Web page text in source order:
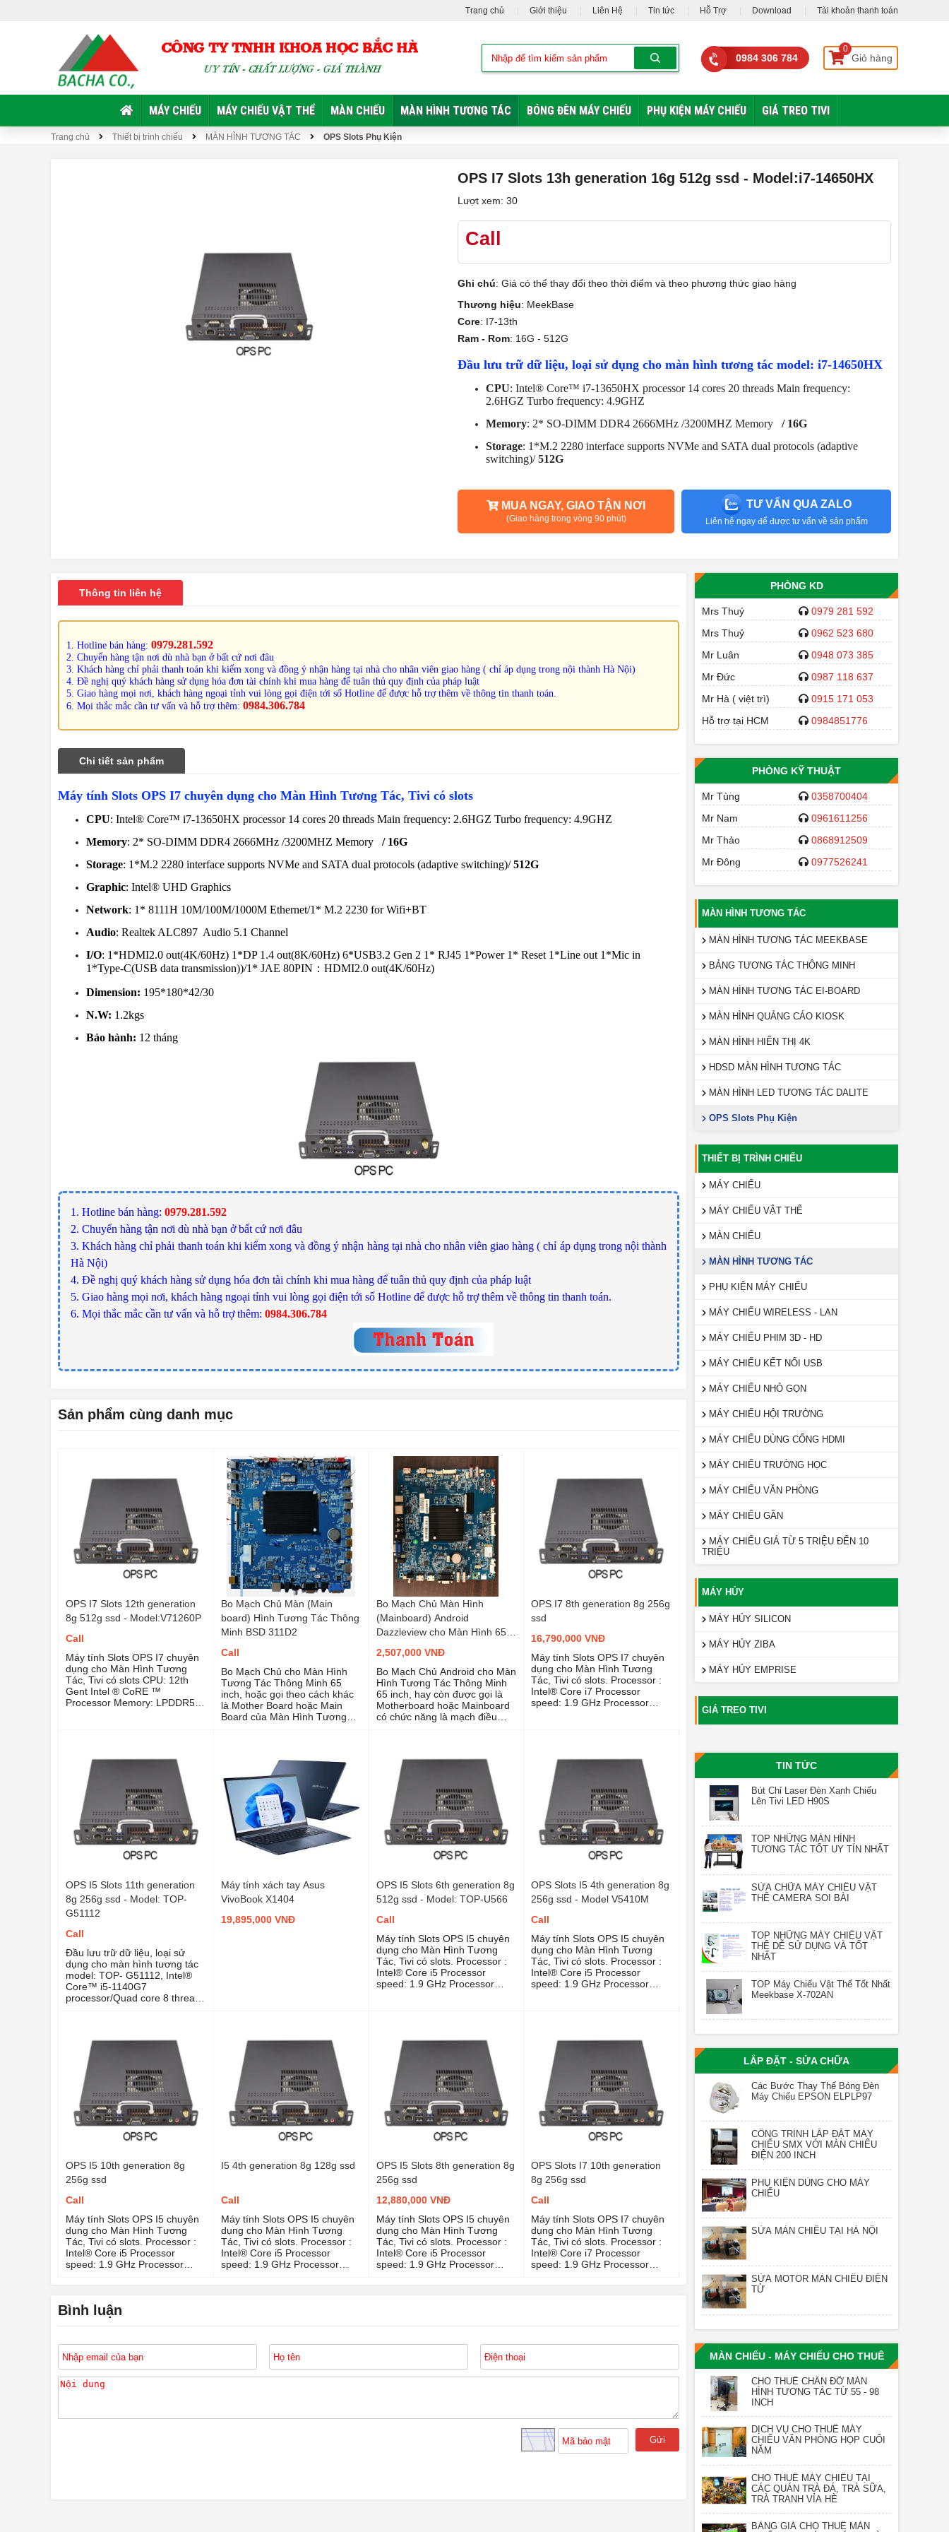
Trang chủ Giới thiệu Liên Hệ Tin tức Hỗ Trợ Download Tài khoản thanh toán
0984 306 784
0
Giỏ hàng
MÁY CHIẾU MÁY CHIẾU VẬT THỂ MÀN CHIẾU MÀN HÌNH TƯƠNG TÁC BÓNG ĐÈN MÁY CHIẾU PHỤ KIỆN MÁY CHIẾU GIÁ TREO TIVI
Trang chủ Thiết bị trình chiếu MÀN HÌNH TƯƠNG TÁC OPS Slots Phụ Kiện
OPS I7 Slots 13h generation 16g 512g ssd - Model:i7-14650HX
Lượt xem: 30
Call
Ghi chú: Giá có thể thay đổi theo thời điểm và theo phương thức giao hàng
Thương hiệu: MeekBase
Core: I7-13th
Ram - Rom: 16G - 512G
Đầu lưu trữ dữ liệu, loại sử dụng cho màn hình tương tác model: i7-14650HX
CPU: Intel® Core™ i7-13650HX processor 14 cores 20 threads Main frequency:
2.6HGZ Turbo frequency: 4.9GHZ
Memory: 2* SO-DIMM DDR4 2666MHz /3200MHZ Memory / 16G
Storage: 1*M.2 2280 interface supports NVMe and SATA dual protocols (adaptive
switching)/512G
MUA NGAY, GIAO TẬN NƠI
(Giao hàng trong vòng 90 phút)
TƯ VẤN QUA ZALO
Liên hệ ngay để được tư vấn về sản phẩm
Thông tin liên hệ
1. Hotline bán hàng: 0979.281.592
2. Chuyển hàng tận nơi dù nhà bạn ở bất cứ nơi đâu
3. Khách hàng chỉ phải thanh toán khi kiểm xong và đồng ý nhận hàng tại nhà cho nhân viên giao hàng ( chỉ áp dụng trong nội thành Hà Nội)
4. Đề nghị quý khách hàng sử dụng hóa đơn tài chính khi mua hàng để tuân thủ quy định của pháp luật
5. Giao hàng mọi nơi, khách hàng ngoại tỉnh vui lòng gọi điện tới số Hotline để được hỗ trợ thêm về thông tin thanh toán.
6. Mọi thắc mắc cần tư vấn và hỗ trợ thêm: 0984.306.784
Chi tiết sản phẩm
Máy tính Slots OPS I7 chuyên dụng cho Màn Hình Tương Tác, Tivi có slots
CPU: Intel® Core™ i7-13650HX processor 14 cores 20 threads Main frequency: 2.6HGZ Turbo frequency: 4.9GHZ
Memory: 2* SO-DIMM DDR4 2666MHz /3200MHZ Memory / 16G
Storage: 1*M.2 2280 interface supports NVMe and SATA dual protocols (adaptive switching)/512G
Graphic: Intel® UHD Graphics
Network: 1* 8111H 10M/100M/1000M Ethernet/1* M.2 2230 for Wifi+BT
Audio: Realtek ALC897 Audio 5.1 Channel
I/O: 1*HDMI2.0 out(4K/60Hz) 1*DP 1.4 out(8K/60Hz) 6*USB3.2 Gen 2 1* RJ45 1*Power 1* Reset 1*Line out 1*Mic in
1*Type-C(USB data transmission))/1* JAE 80PIN：HDMI2.0 out(4K/60Hz)
Dimension: 195*180*42/30
N.W: 1.2kgs
Bảo hành: 12 tháng
1. Hotline bán hàng: 0979.281.592
2. Chuyển hàng tận nơi dù nhà bạn ở bất cứ nơi đâu
3. Khách hàng chỉ phải thanh toán khi kiểm xong và đồng ý nhận hàng tại nhà cho nhân viên giao hàng ( chỉ áp dụng trong nội thành
Hà Nội)
4. Đề nghị quý khách hàng sử dụng hóa đơn tài chính khi mua hàng để tuân thủ quy định của pháp luật
5. Giao hàng mọi nơi, khách hàng ngoại tỉnh vui lòng gọi điện tới số Hotline để được hỗ trợ thêm về thông tin thanh toán.
6. Mọi thắc mắc cần tư vấn và hỗ trợ thêm: 0984.306.784
Sản phẩm cùng danh mục
OPS I7 Slots 12th generation
8g 512g ssd - Model:V71260P
Call
Máy tính Slots OPS I7 chuyên
dụng cho Màn Hình Tương
Tác, Tivi có slots CPU: 12th
Gent Intel ® CoRE ™
Processor Memory: LPDDR5
Bo Mạch Chủ Màn (Main
board) Hình Tương Tác Thông
Minh BSD 311D2
Call
Bo Mạch Chủ cho Màn Hình
Tương Tác Thông Minh 65
inch, hoặc gọi theo cách khác
là Mother Board hoặc Main
Board của Màn Hình Tương
điều khiển hệ mạch tín hiệu và
hệ điều hành Android cho toàn
bộ thiết bị. Một số Lỗi của Màn
Hình Tương Tác điển hình do
xác định do lỗi Bo Mạch Chủ (
Main Board android) của màn
hình như là : Treo Logo Màn
Hình, Màn Hình sáng mờ,
Bo Mạch Chủ Màn Hình
(Mainboard) Android
Dazzleview cho Màn Hình 65
2,507,000 VNĐ
Bo Mạch Chủ Android cho Màn
Hình Tương Tác Thông Minh
65 inch, hay còn được gọi là
Motherboard hoặc Mainboard
có chức năng là mạch điều
màn hình do lỗi bo mạch chủ
ví dụ như: Treo Logo Màn
Hình, Màn Hình Sáng Mờ,...
OPS I7 8th generation 8g 256g
ssd
16,790,000 VNĐ
Máy tính Slots OPS I7 chuyên
dụng cho Màn Hình Tương
Tác, Tivi có slots. Processor :
Intel® Core i7 Processor
speed: 1.9 GHz Processor
combo jack | Dock| LAN|
Wireless Operating system:
Windows 8 Pro 64 Bit
upgradable to Windows 10 Pro
Memory: 8 GB LPDDR3
SDRAM Storage: 256 GB SSD
OPS I5 Slots 11th generation
8g 256g ssd - Model: TOP-
G51112
Call
Đầu lưu trữ dữ liệu, loại sử
dụng cho màn hình tương tác
model: TOP- G51112, Intel®
Core™ i5-1140G7
processor/Quad core 8 threads
Máy tính xách tay Asus
VivoBook X1404
19,895,000 VNĐ
OPS I5 Slots 6th generation 8g
512g ssd - Model: TOP-U566
Call
Máy tính Slots OPS I5 chuyên
dụng cho Màn Hình Tương
Tác, Tivi có slots. Processor :
Intel® Core i5 Processor
speed: 1.9 GHz Processor
combo jack | Dock| LAN|
Wireless Operating system:
Windows 8 Pro 64 Bit
upgradable to Windows 10 Pro
Memory: 8 GB LPDDR3
SDRAM Storage: 512 GB SSD
OPS Slots I5 4th generation 8g
256g ssd - Model V5410M
Call
Máy tính Slots OPS I5 chuyên
dụng cho Màn Hình Tương
Tác, Tivi có slots. Processor :
Intel® Core i5 Processor
speed: 1.9 GHz Processor
combo jack | Dock| LAN|
Wireless Operating system:
Windows 8 Pro 64 Bit
upgradable to Windows 10 Pro
Memory: 8 GB LPDDR3
SDRAM Storage: 256 GB SSD
OPS I5 10th generation 8g
256g ssd
Call
Máy tính Slots OPS I5 chuyên
dụng cho Màn Hình Tương
Tác, Tivi có slots. Processor :
Intel® Core i5 Processor
speed: 1.9 GHz Processor
Headphone/microphone
combo jack | Dock| LAN|
Windows 8 Pro 64 Bit
upgradable to Windows 10 Pro
Memory: 8 GB LPDDR3
SDRAM Storage: 256 GB SSD
I5 4th generation 8g 128g ssd
Call
Máy tính Slots OPS I5 chuyên
dụng cho Màn Hình Tương
Tác, Tivi có slots. Processor :
Intel® Core i5 Processor
speed: 1.9 GHz Processor
Windows 8 Pro 64 Bit
upgradable to Windows 10 Pro
Memory: 8 GB LPDDR3
SDRAM Storage: 128 GB SSD
OPS I5 Slots 8th generation 8g
256g ssd
12,880,000 VNĐ
Máy tính Slots OPS I5 chuyên
dụng cho Màn Hình Tương
Tác, Tivi có slots. Processor :
Intel® Core i5 Processor
speed: 1.9 GHz Processor
Windows 8 Pro 64 Bit
upgradable to Windows 10 Pro
Memory: 8 GB LPDDR3
SDRAM Storage: 256 GB SSD
OPS Slots I7 10th generation
8g 256g ssd
Call
Máy tính Slots OPS I7 chuyên
dụng cho Màn Hình Tương
Tác, Tivi có slots. Processor :
Intel® Core i7 Processor
speed: 1.9 GHz Processor
Windows 8 Pro 64 Bit
Memory: 8 GB LPDDR3
SDRAM Storage: 256 GB SSD
Bình luận
Gửi
PHÒNG KD
Mrs Thuý
0979 281 592
Mrs Thuỷ
0962 523 680
Mr Luân
0948 073 385
Mr Đức
0987 118 637
Mr Hà ( việt trì)
0915 171 053
Hỗ trợ tại HCM
0984851776
PHÒNG KỸ THUẬT
Mr Tùng
0358700404
Mr Nam
0961611256
Mr Thảo
0868912509
Mr Đông
0977526241
MÀN HÌNH TƯƠNG TÁC
MÀN HÌNH TƯƠNG TÁC MEEKBASE
BẢNG TƯƠNG TÁC THÔNG MINH
MÀN HÌNH TƯƠNG TÁC EI-BOARD
MÀN HÌNH QUẢNG CÁO KIOSK
MÀN HÌNH HIỂN THỊ 4K
HDSD MÀN HÌNH TƯƠNG TÁC
MÀN HÌNH LED TƯƠNG TÁC DALITE
OPS Slots Phụ Kiện
THIẾT BỊ TRÌNH CHIẾU
MÁY CHIẾU
MÁY CHIẾU VẬT THỂ
MÀN CHIẾU
MÀN HÌNH TƯƠNG TÁC
PHỤ KIỆN MÁY CHIẾU
MÁY CHIẾU WIRELESS - LAN
MÁY CHIẾU PHIM 3D - HD
MÁY CHIẾU KẾT NỐI USB
MÁY CHIẾU NHỎ GỌN
MÁY CHIẾU HỘI TRƯỜNG
MÁY CHIẾU DÙNG CỔNG HDMI
MÁY CHIẾU TRƯỜNG HỌC
MÁY CHIẾU VĂN PHÒNG
MÁY CHIẾU GẦN
MÁY CHIẾU GIÁ TỪ 5 TRIỆU ĐẾN 10
TRIỆU
MÁY HỦY
MÁY HỦY SILICON
MÁY HỦY ZIBA
MÁY HỦY EMPRISE
GIÁ TREO TIVI
TIN TỨC
Bút Chỉ Laser Đèn Xanh Chiếu
Lên Tivi LED H90S
TOP NHỮNG MÀN HÌNH
TƯƠNG TÁC TỐT UY TÍN NHẤT
SỬA CHỮA MÁY CHIẾU VẬT
THỂ CAMERA SOI BÀI
TOP NHỮNG MÁY CHIẾU VẬT
THỂ DỄ SỬ DỤNG VÀ TỐT
NHẤT
TOP Máy Chiếu Vật Thể Tốt Nhất
Meekbase X-702AN
LẮP ĐẶT - SỬA CHỮA
Các Bước Thay Thế Bóng Đèn
Máy Chiếu EPSON ELPLP97
CÔNG TRÌNH LẮP ĐẶT MÁY
CHIẾU SMX VỚI MÀN CHIẾU
ĐIỆN 200 INCH
PHỤ KIỆN DÙNG CHO MÁY
CHIẾU
SỬA MÀN CHIẾU TẠI HÀ NỘI
SỬA MOTOR MÀN CHIẾU ĐIỆN
TỬ
MÀN CHIẾU - MÁY CHIẾU CHO THUÊ
CHO THUÊ CHÂN ĐỠ MÀN
HÌNH TƯƠNG TÁC TỪ 55 - 98
INCH
DỊCH VỤ CHO THUÊ MÁY
CHIẾU VĂN PHÒNG HỌP CUỐI
NĂM
CHO THUÊ MÁY CHIẾU TẠI
CÁC QUÁN TRÀ ĐÁ, TRÀ SỮA,
TRÀ TRANH VỈA HÈ
BẢNG GIÁ CHO THUÊ MÀN